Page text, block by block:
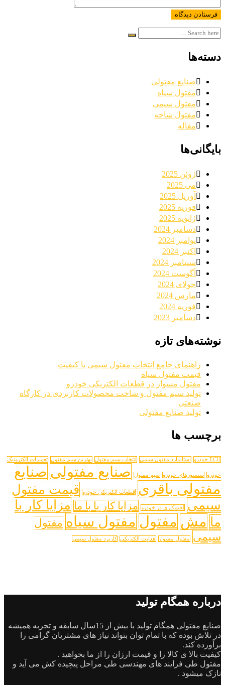
دسته‌ها
صنایع مفتولی
مفتول سیاه
مفتول سیمی
مفتول شاخه
مقاله
بایگانی‌ها
ژوئن 2025
می 2025
آوریل 2025
فوریه 2025
ژانویه 2025
دسامبر 2024
نوامبر 2024
اکتبر 2024
سپتامبر 2024
آگوست 2024
جولای 2024
مارس 2024
فوریه 2024
دسامبر 2023
نوشته‌های تازه
راهنمای جامع انتخاب مفتول سیمی با کیفیت
قیمت مفتول سیاه
مفتول مسوار در قطعات الکتریکی خودرو
تولید سیم مفتول و ساخت محصولات کاربردی در کارگاه
صنعتی
تولید صنایع مفتولی
برچسب ها
ECU خودرو استاندارد مفتول سیمی انتخاب سیم مفتول بهترین سیم مفتول تعمیرات الکترونیک
خودرو سنسورهای خودرو سیم مفتول صنایع مفتولی صنایع
مفتولی باقری
قطعات الکتریکی خودرو
قیمت مفتول
سیمی
لحیم‌کاری در خودرو مزایا کار با با ما مزایا کار با
ما مش مفتول مفتول سیاه مفتول
سیمی
مفتول مسوار هدایت الکتریکی کاریرد مفتول سیمی
درباره همگام تولید
صنایع مفتولی همگام تولید با بیش از 15سال سابقه و تجربه همیشه
در تلاش بوده که با تمام توان بتواند نیاز های مشتریان گرامی را
برآورده کند.
کیفیت بالا ی کالا را و قیمت ارزان را از ما بخواهید .
مفتول طی فرایند های مهندسی طی مراحل پیچیده کش می آید و
نازک میشود .